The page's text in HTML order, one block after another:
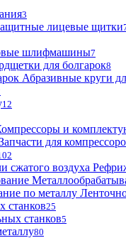
3
лицевые щитки
шлифмашины7
для болгарок8
Абразивные круги
12
и
для
станков25
станков5
80